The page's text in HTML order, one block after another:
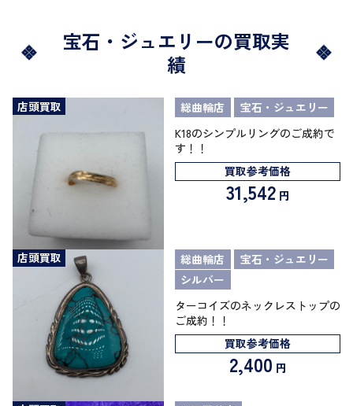
宝石・ジュエリーの買取実
績
店頭買取 総曲輪店
宝石・ジュエリー
K18のシンプルリングのご成約で
す！！
買取参考価格
31,542 円
店頭買取 総曲輪店
宝石・ジュエリー
シルバー
ターコイズのネックレストップの
ご成約！！
買取参考価格
2,400 円